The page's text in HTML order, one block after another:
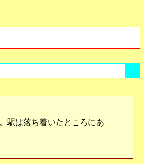
駅は落ち着いたところにあ